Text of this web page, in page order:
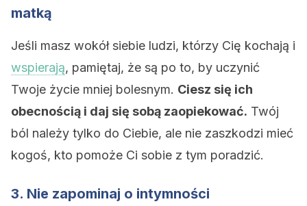
matką
Jeśli masz wokół siebie ludzi, którzy Cię kochają i
wspierają, pamiętaj, że są po to, by uczynić
Twoje życie mniej bolesnym. Ciesz się ich
obecnością i daj się sobą zaopiekować. Twój
ból należy tylko do Ciebie, ale nie zaszkodzi mieć
kogoś, kto pomoże Ci sobie z tym poradzić.
3. Nie zapominaj o intymności